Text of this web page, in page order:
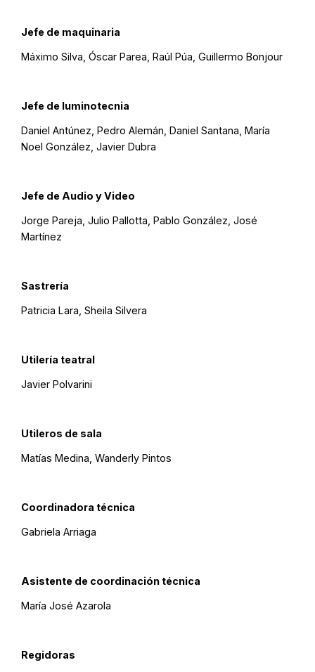
Jefe de maquinaria
Máximo Silva, Óscar Parea, Raúl Púa, Guillermo Bonjour
Jefe de luminotecnia
Daniel Antúnez, Pedro Alemán, Daniel Santana, María
Noel González, Javier Dubra
Jefe de Audio y Video
Jorge Pareja, Julio Pallotta, Pablo González, José
Martínez
Sastrería
Patricia Lara, Sheila Silvera
Utilería teatral
Javier Polvarini
Utileros de sala
Matías Medina, Wanderly Pintos
Coordinadora técnica
Gabriela Arriaga
Asistente de coordinación técnica
María José Azarola
Regidoras